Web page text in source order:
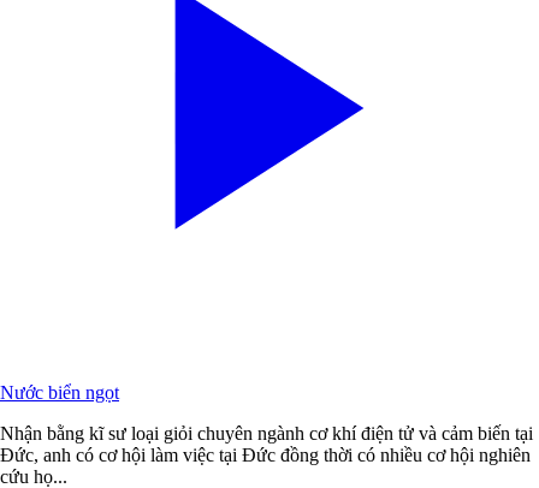
Nước biển ngọt
Nhận bằng kĩ sư loại giỏi chuyên ngành cơ khí điện tử và cảm biến tại
Đức, anh có cơ hội làm việc tại Đức đồng thời có nhiều cơ hội nghiên
cứu họ...